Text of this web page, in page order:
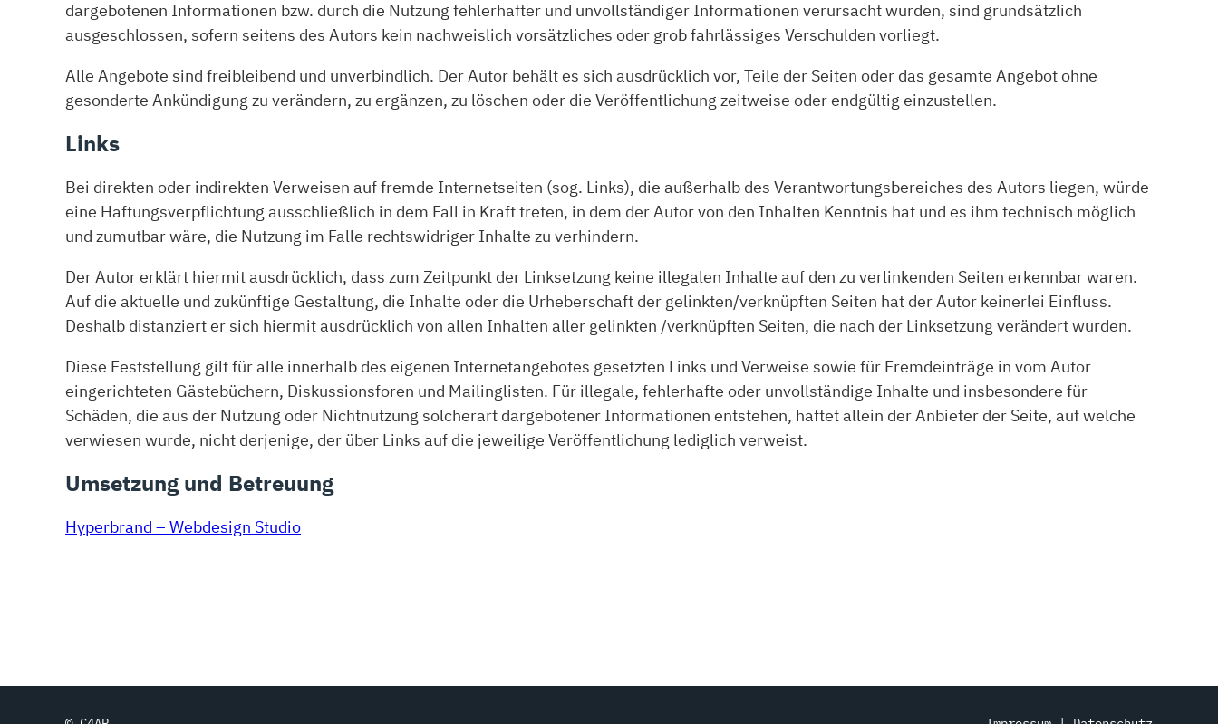
dargebotenen Informationen bzw. durch die Nutzung fehlerhafter und unvollständiger Informationen verursacht wurden, sind grundsätzlich
ausgeschlossen, sofern seitens des Autors kein nachweislich vorsätzliches oder grob fahrlässiges Verschulden vorliegt.
Alle Angebote sind freibleibend und unverbindlich. Der Autor behält es sich ausdrücklich vor, Teile der Seiten oder das gesamte Angebot ohne
gesonderte Ankündigung zu verändern, zu ergänzen, zu löschen oder die Veröffentlichung zeitweise oder endgültig einzustellen.
Links
Bei direkten oder indirekten Verweisen auf fremde Internetseiten (sog. Links), die außerhalb des Verantwortungsbereiches des Autors liegen, würde
eine Haftungsverpflichtung ausschließlich in dem Fall in Kraft treten, in dem der Autor von den Inhalten Kenntnis hat und es ihm technisch möglich
und zumutbar wäre, die Nutzung im Falle rechtswidriger Inhalte zu verhindern.
Der Autor erklärt hiermit ausdrücklich, dass zum Zeitpunkt der Linksetzung keine illegalen Inhalte auf den zu verlinkenden Seiten erkennbar waren.
Auf die aktuelle und zukünftige Gestaltung, die Inhalte oder die Urheberschaft der gelinkten/verknüpften Seiten hat der Autor keinerlei Einfluss.
Deshalb distanziert er sich hiermit ausdrücklich von allen Inhalten aller gelinkten /verknüpften Seiten, die nach der Linksetzung verändert wurden.
Diese Feststellung gilt für alle innerhalb des eigenen Internetangebotes gesetzten Links und Verweise sowie für Fremdeinträge in vom Autor
eingerichteten Gästebüchern, Diskussionsforen und Mailinglisten. Für illegale, fehlerhafte oder unvollständige Inhalte und insbesondere für
Schäden, die aus der Nutzung oder Nichtnutzung solcherart dargebotener Informationen entstehen, haftet allein der Anbieter der Seite, auf welche
verwiesen wurde, nicht derjenige, der über Links auf die jeweilige Veröffentlichung lediglich verweist.
Umsetzung und Betreuung
Hyperbrand – Webdesign Studio